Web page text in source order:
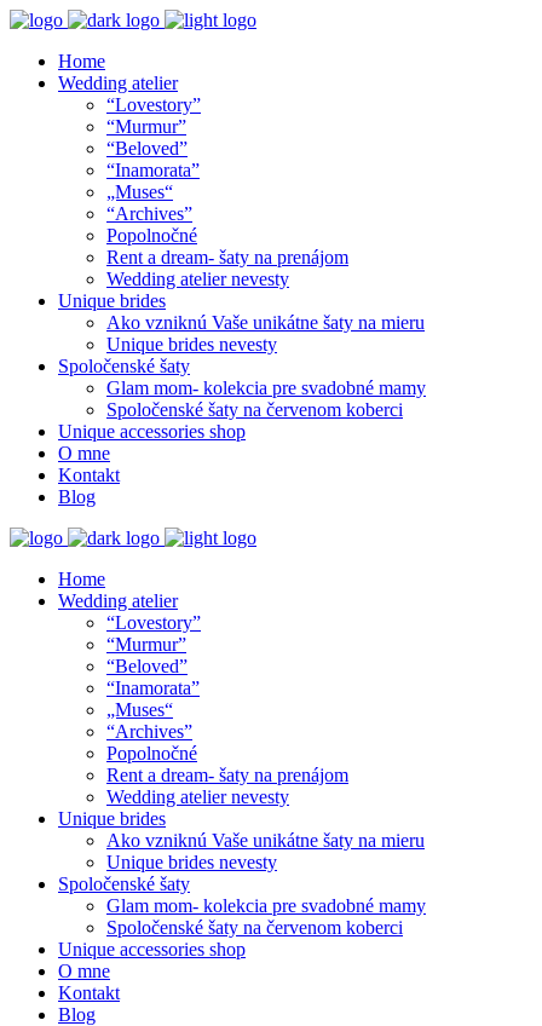
Home
Wedding atelier
“Lovestory”
“Murmur”
“Beloved”
“Inamorata”
„Muses“
“Archives”
Popolnočné
Rent a dream- šaty na prenájom
Wedding atelier nevesty
Unique brides
Ako vzniknú Vaše unikátne šaty na mieru
Unique brides nevesty
Spoločenské šaty
Glam mom- kolekcia pre svadobné mamy
Spoločenské šaty na červenom koberci
Unique accessories shop
O mne
Kontakt
Blog
Home
Wedding atelier
“Lovestory”
“Murmur”
“Beloved”
“Inamorata”
„Muses“
“Archives”
Popolnočné
Rent a dream- šaty na prenájom
Wedding atelier nevesty
Unique brides
Ako vzniknú Vaše unikátne šaty na mieru
Unique brides nevesty
Spoločenské šaty
Glam mom- kolekcia pre svadobné mamy
Spoločenské šaty na červenom koberci
Unique accessories shop
O mne
Kontakt
Blog